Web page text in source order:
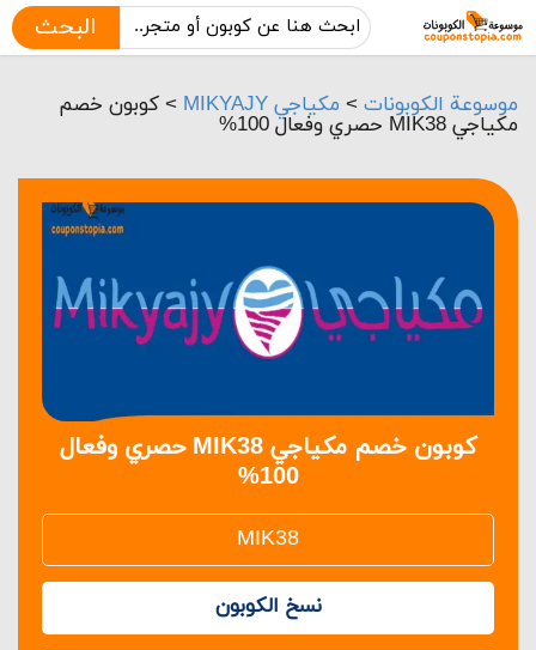
البحث
موسوعة الكوبونات > مكياجي MIKYAJY > كوبون خصم
مكياجي MIK38 حصري وفعال 100%
كوبون خصم مكياجي MIK38 حصري وفعال
100%
نسخ الكوبون